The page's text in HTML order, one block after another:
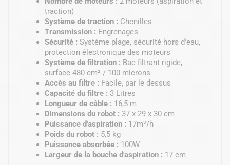
traction)
Système de traction : Chenilles
Transmission : Engrenages
Sécurité : Système plage, sécurité hors d'eau,
protection électronique des moteurs
Système de filtration : Bac filtrant rigide,
surface 480 cm² / 100 microns
Accès au filtre : Facile, par le dessus
Capacité du filtre : 3 Litres
Longueur de câble : 16,5 m
Dimensions du robot : 37 x 29 x 30 cm
Puissance d'aspiration : 17m³/h
Poids du robot : 5,5 kg
Puissance absorbée : 100W
Largeur de la bouche d'aspiration : 17 cm